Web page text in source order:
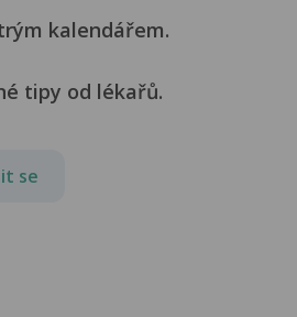
kalendářem.
tipy od lékařů.
se